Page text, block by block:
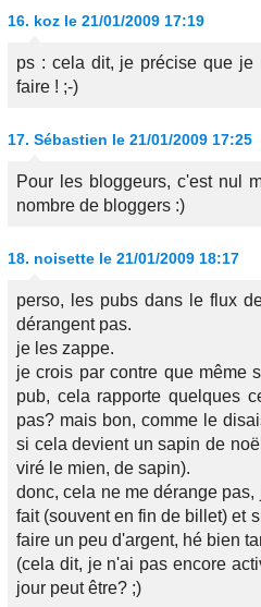
16. koz le 21/01/2009 17:19
ps : cela dit, je précise que
faire ! ;-)
17. Sébastien le 21/01/2009 17:25
Pour les bloggeurs, c'est nul
nombre de bloggers :)
18. noisette le 21/01/2009 18:17
perso, les pubs dans le flux
dérangent pas.
je les zappe.
je crois par contre que même
pub, cela rapporte quelques
pas? mais bon, comme le
si cela devient un sapin de
viré le mien, de sapin).
donc, cela ne me dérange
fait (souvent en fin de billet) et
faire un peu d'argent, hé bien
(cela dit, je n'ai pas encore
jour peut être? ;)